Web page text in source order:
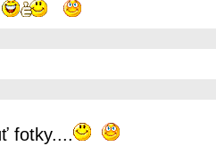
fotky....